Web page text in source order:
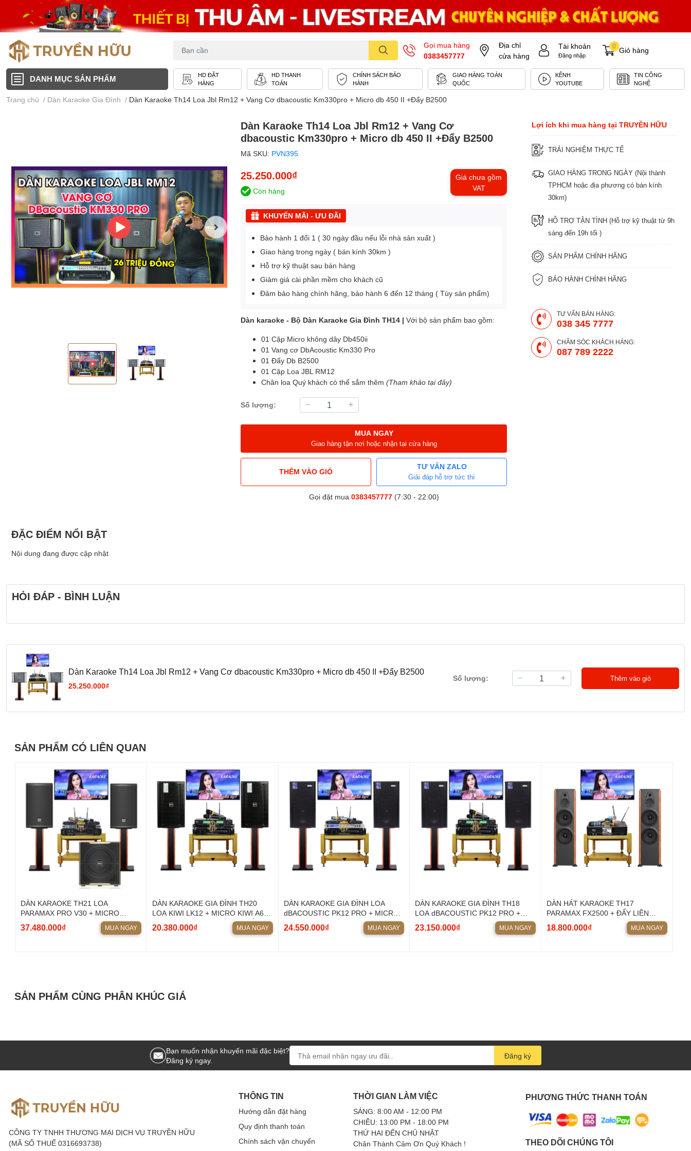
Gọi mua hàng
0383457777
Địa chỉ
cửa hàng
Tài khoản
Đăng nhập
Giỏ hàng
0
DANH MỤC SẢN PHẨM
HD ĐẶT
HÀNG
HD THANH
TOÁN
CHÍNH SÁCH BẢO
HÀNH
GIAO HÀNG TOÀN
QUỐC
KÊNH
YOUTUBE
TIN CÔNG
NGHỆ
Trang chủ / Dàn Karaoke Gia Đình / Dàn Karaoke Th14 Loa Jbl Rm12 + Vang Cơ dbacoustic Km330pro + Micro db 450 II +Đẩy B2500
Dàn Karaoke Th14 Loa Jbl Rm12 + Vang Cơ
dbacoustic Km330pro + Micro db 450 II +Đẩy B2500
Mã SKU: PVN395
25.250.000₫
Giá chưa gồm
VAT
Còn hàng
KHUYẾN MÃI - ƯU ĐÃI
Bảo hành 1 đổi 1 ( 30 ngày đầu nếu lỗi nhà sản xuất )
Giao hàng trong ngày ( bán kính 30km )
Hỗ trợ kỹ thuật sau bán hàng
Giảm giá cài phần mềm cho khách cũ
Đảm bảo hàng chính hãng, bảo hành 6 đến 12 tháng ( Tùy sản phẩm)
Dàn karaoke - Bộ Dàn Karaoke Gia Đình TH14 | Với bộ sản phẩm bao gồm:
01 Cặp Micro không dây Db450ii
01 Vang cơ DbAcoustic Km330 Pro
01 Đẩy Db B2500
01 Cặp Loa JBL RM12
Chân loa Quý khách có thể sắm thêm (Tham khảo tại đây)
Số lượng:
MUA NGAY
Giao hàng tận nơi hoặc nhận tại cửa hàng
THÊM VÀO GIỎ
TƯ VẤN ZALO
Giải đáp hỗ trợ tức thì
Gọi đặt mua 0383457777(7:30 - 22:00)
Lợi ích khi mua hàng tại TRUYỀN HỮU
TRẢI NGHIỆM THỰC TẾ
GIAO HÀNG TRONG NGÀY (Nội thành
TPHCM hoặc địa phương có bán kính
30km)
HỖ TRỢ TẬN TÌNH (Hỗ trợ kỹ thuật từ 9h
sáng đến 19h tối )
SẢN PHẨM CHÍNH HÃNG
BẢO HÀNH CHÍNH HÃNG
TƯ VẤN BÁN HÀNG:
038 345 7777
CHĂM SÓC KHÁCH HÀNG:
087 789 2222
ĐẶC ĐIỂM NỔI BẬT
Nội dung đang được cập nhật
HỎI ĐÁP - BÌNH LUẬN
Dàn Karaoke Th14 Loa Jbl Rm12 + Vang Cơ dbacoustic Km330pro + Micro db 450 II +Đẩy B2500
25.250.000₫
Số lượng: Thêm vào giỏ
SẢN PHẨM CÓ LIÊN QUAN
DÀN KARAOKE TH21 LOA
PARAMAX PRO V30 + MICRO
DBACOUSTIC 450II + VANG SỐ
DBACOUSTIC S500P + ĐẨY KD500
37.480.000₫ MUA NGAY
DÀN KARAOKE GIA ĐÌNH TH20
LOA KIWI LK12 + MICRO KIWI A6
PRO + VANG CƠ VK3000 + ĐẨY
B2500
20.380.000₫ MUA NGAY
DÀN KARAOKE GIA ĐÌNH LOA
dBACOUSTIC PK12 PRO + MICRO
dBACOUSTIC 450II + VANG CƠ
dBACOUSTIC KM330 PRO + ĐẨY
24.550.000₫ MUA NGAY
DÀN KARAOKE GIA ĐÌNH TH18
LOA dBACOUSTIC PK12 PRO +
MICRO KIWI A6 PRO + VANG CƠ
VK3000 + ĐẨY dBACOUSTIC B2500
23.150.000₫ MUA NGAY
DÀN HÁT KARAOKE TH17
PARAMAX FX2500 + ĐẨY LIỀN
VANG AK3500
18.800.000₫ MUA NGAY
SẢN PHẨM CÙNG PHÂN KHÚC GIÁ
Bạn muốn nhận khuyến mãi đặc biệt?
Đăng ký ngay.
Đăng ký
CÔNG TY TNHH THƯƠNG MẠI DỊCH VỤ TRUYỀN HỮU
(MÃ SỐ THUẾ 0316693738)
THÔNG TIN
Hướng dẫn đặt hàng
Quy định thanh toán
Chính sách vận chuyển
THỜI GIAN LÀM VIỆC
SÁNG: 8:00 AM - 12:00 PM
CHIỀU: 13:00 PM - 18:00 PM
THỨ HAI ĐẾN CHỦ NHẬT
Chân Thành Cảm Ơn Quý Khách !
PHƯƠNG THỨC THANH TOÁN
THEO DÕI CHÚNG TÔI